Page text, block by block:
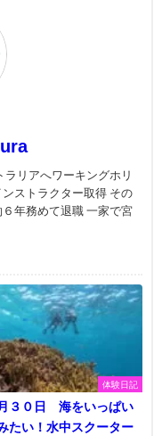
リアへワーキングホリ
ストラクター取得 その
年務めて退職 一家で宮
体験日記
３０日 海をいっぱい
たい！水中スクーター